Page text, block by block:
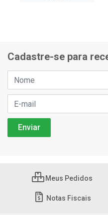
Cadastre-se para
Meus Pedidos
Notas Fiscais